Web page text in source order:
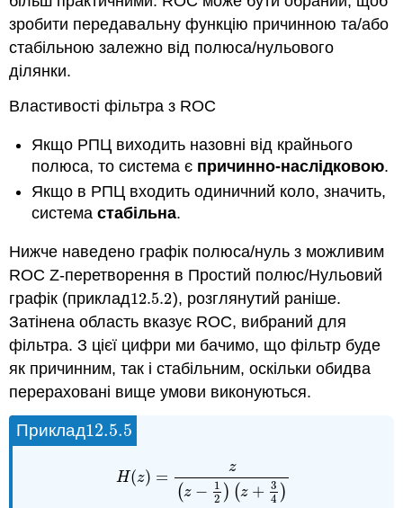
зробити передавальну функцію причинною та/або
стабільною залежно від полюса/нульового
ділянки.
Властивості фільтра з ROC
Якщо РПЦ виходить назовні від крайнього
полюса, то система є причинно-наслідковою.
Якщо в РПЦ входить одиничний коло, значить,
системастабільна.
Нижче наведено графік полюса/нуль з можливим
ROC Z-перетворення в Простий полюс/Нульовий
графік (приклад12.5.2
12.5.2), розглянутий раніше.
Затінена область вказує ROC, вибраний для
фільтра. З цієї цифри ми бачимо, що фільтр буде
як причинним, так і стабільним, оскільки обидва
перераховані вище умови виконуються.
Приклад12.5.5
12.5.5
H(z) =
z
(z − 1
2 ) (z + 3
4 )
H(z)= z(z−12)(z+34)